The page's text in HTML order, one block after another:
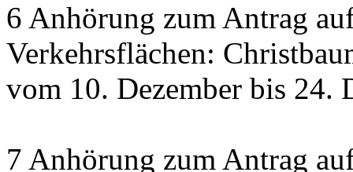
6 Anhörung zum Antrag
Verkehrsflächen:
vom 10. Dezember bis 24.
7 Anhörung zum Antrag